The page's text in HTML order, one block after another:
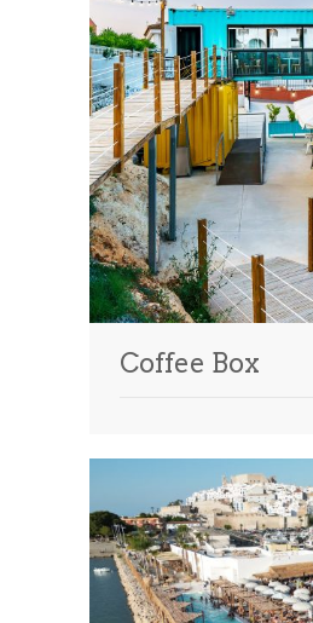
Coffee Box